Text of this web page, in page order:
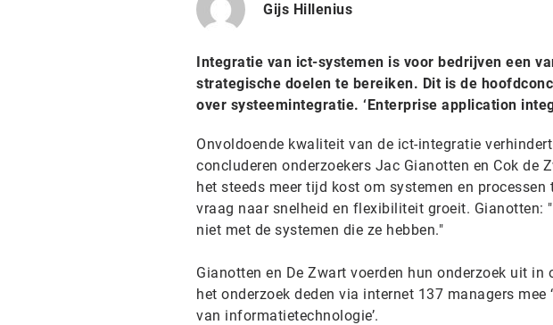
Gijs Hillenius
Integratie van ict-systemen is voor bedrijven een
strategische doelen te bereiken. Dit is de
over systeemintegratie. ‘Enterprise application
Onvoldoende kwaliteit van de ict-integratie
concluderen onderzoekers Jac Gianotten en Cok de
het steeds meer tijd kost om systemen en
vraag naar snelheid en flexibiliteit groeit. Gianotten:
niet met de systemen die ze hebben."
Gianotten en De Zwart voerden hun onderzoek uit
het onderzoek deden via internet 137 managers
van informatietechnologie’.